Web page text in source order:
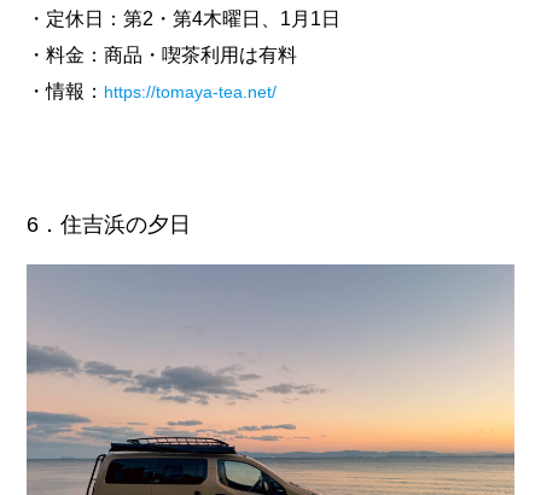
・定休日：第2・第4木曜日、1月1日
・料金：商品・喫茶利用は有料
・情報： https://tomaya-tea.net/
6．住吉浜の夕日